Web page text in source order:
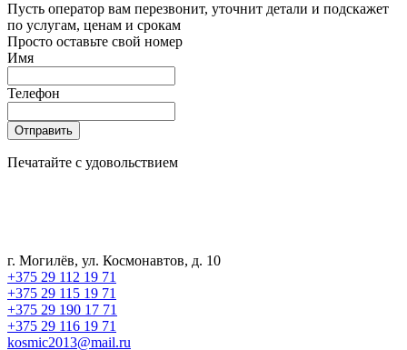
Пусть оператор вам перезвонит, уточнит детали и подскажет
по услугам, ценам и срокам
Просто оставьте свой номер
Имя
Телефон
Отправить
Печатайте с удовольствием
г. Могилёв, ул. Космонавтов, д. 10
+375 29 112 19 71
+375 29 115 19 71
+375 29 190 17 71
+375 29 116 19 71
kosmic2013@mail.ru